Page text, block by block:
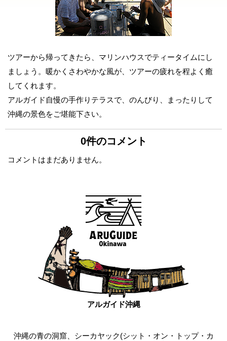
ツアーから帰ってきたら、マリンハウスでティータイムにし
ましょう。暖かくさわやかな風が、ツアーの疲れを程よく癒
してくれます。
アルガイド自慢の手作りテラスで、のんびり、まったりして
沖縄の景色をご堪能下さい。
0件のコメント
コメントはまだありません。
アルガイド沖縄
沖縄の青の洞窟、シーカヤック(シット・オン・トップ・カ